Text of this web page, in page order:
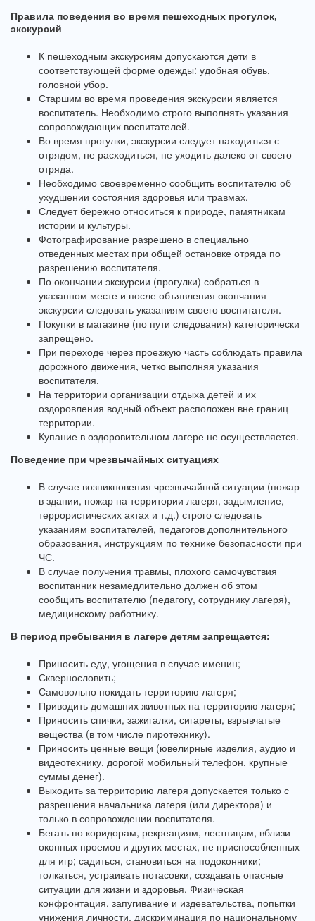
Правила поведения во время пешеходных прогулок,
экскурсий
К пешеходным экскурсиям допускаются дети в
соответствующей форме одежды: удобная обувь,
головной убор.
Старшим во время проведения экскурсии является
воспитатель. Необходимо строго выполнять указания
сопровождающих воспитателей.
Во время прогулки, экскурсии следует находиться с
отрядом, не расходиться, не уходить далеко от своего
отряда.
Необходимо своевременно сообщить воспитателю об
ухудшении состояния здоровья или травмах.
Следует бережно относиться к природе, памятникам
истории и культуры.
Фотографирование разрешено в специально
отведенных местах при общей остановке отряда по
разрешению воспитателя.
По окончании экскурсии (прогулки) собраться в
указанном месте и после объявления окончания
экскурсии следовать указаниям своего воспитателя.
Покупки в магазине (по пути следования) категорически
запрещено.
При переходе через проезжую часть соблюдать правила
дорожного движения, четко выполняя указания
воспитателя.
На территории организации отдыха детей и их
оздоровления водный объект расположен вне границ
территории.
Купание в оздоровительном лагере не осуществляется.
Поведение при чрезвычайных ситуациях
В случае возникновения чрезвычайной ситуации (пожар
в здании, пожар на территории лагеря, задымление,
террористических актах и т.д.) строго следовать
указаниям воспитателей, педагогов дополнительного
образования, инструкциям по технике безопасности при
ЧС.
В случае получения травмы, плохого самочувствия
воспитанник незамедлительно должен об этом
сообщить воспитателю (педагогу, сотруднику лагеря),
медицинскому работнику.
В период пребывания в лагере детям запрещается:
Приносить еду, угощения в случае именин;
Сквернословить;
Самовольно покидать территорию лагеря;
Приводить домашних животных на территорию лагеря;
Приносить спички, зажигалки, сигареты, взрывчатые
вещества (в том числе пиротехнику).
Приносить ценные вещи (ювелирные изделия, аудио и
видеотехнику, дорогой мобильный телефон, крупные
суммы денег).
Выходить за территорию лагеря допускается только с
разрешения начальника лагеря (или директора) и
только в сопровождении воспитателя.
Бегать по коридорам, рекреациям, лестницам, вблизи
оконных проемов и других местах, не приспособленных
для игр; садиться, становиться на подоконники;
толкаться, устраивать потасовки, создавать опасные
ситуации для жизни и здоровья. Физическая
конфронтация, запугивание и издевательства, попытки
унижения личности, дискриминация по национальному